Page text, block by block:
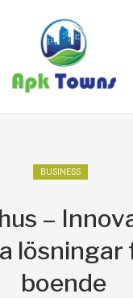
BUSINESS
–
boende